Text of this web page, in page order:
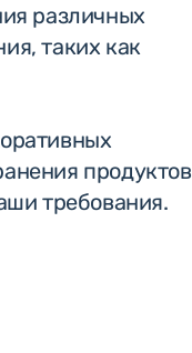
различных
таких как
продуктов
требования.